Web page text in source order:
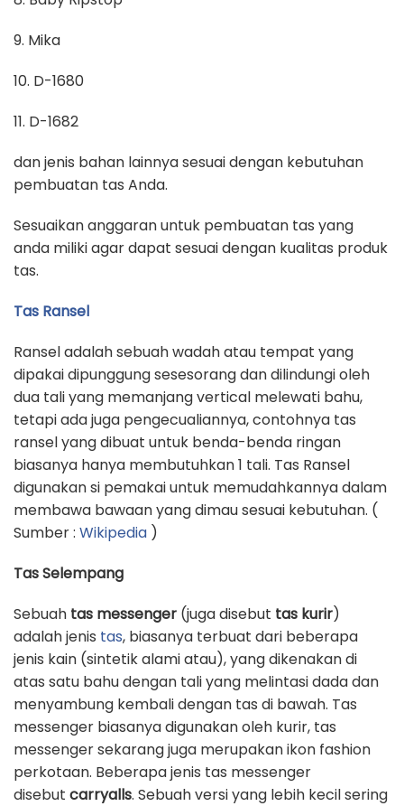
9. Mika
10. D-1680
11. D-1682
dan jenis bahan lainnya sesuai dengan kebutuhan
pembuatan tas Anda.
Sesuaikan anggaran untuk pembuatan tas yang
anda miliki agar dapat sesuai dengan kualitas produk
tas.
Tas Ransel
Ransel adalah sebuah wadah atau tempat yang
dipakai dipunggung sesesorang dan dilindungi oleh
dua tali yang memanjang vertical melewati bahu,
tetapi ada juga pengecualiannya, contohnya tas
ransel yang dibuat untuk benda-benda ringan
biasanya hanya membutuhkan 1 tali. Tas Ransel
digunakan si pemakai untuk memudahkannya dalam
membawa bawaan yang dimau sesuai kebutuhan. (
Sumber : Wikipedia )
Tas Selempang
Sebuah tas messenger (juga disebut tas kurir)
adalah jenis tas, biasanya terbuat dari beberapa
jenis kain (sintetik alami atau), yang dikenakan di
atas satu bahu dengan tali yang melintasi dada dan
menyambung kembali dengan tas di bawah. Tas
messenger biasanya digunakan oleh kurir, tas
messenger sekarang juga merupakan ikon fashion
perkotaan. Beberapa jenis tas messenger
disebut carryalls. Sebuah versi yang lebih kecil sering